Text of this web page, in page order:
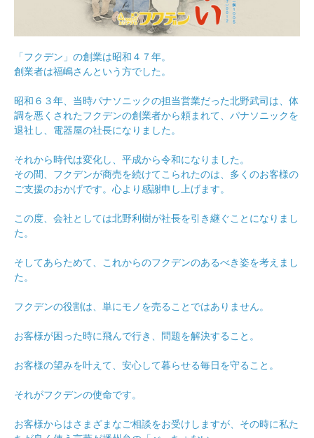
「フクデン」の創業は昭和４７年。
創業者は福嶋さんという方でした。
昭和６３年、当時パナソニックの担当営業だった北野武司は、体
調を悪くされたフクデンの創業者から頼まれて、パナソニックを
退社し、電器屋の社長になりました。
それから時代は変化し、平成から令和になりました。
その間、フクデンが商売を続けてこられたのは、多くのお客様の
ご支援のおかげです。心より感謝申し上げます。
この度、会社としては北野利樹が社長を引き継ぐことになりまし
た。
そしてあらためて、これからのフクデンのあるべき姿を考えまし
た。
フクデンの役割は、単にモノを売ることではありません。
お客様が困った時に飛んで行き、問題を解決すること。
お客様の望みを叶えて、安心して暮らせる毎日を守ること。
それがフクデンの使命です。
お客様からはさまざまなご相談をお受けしますが、その時に私た